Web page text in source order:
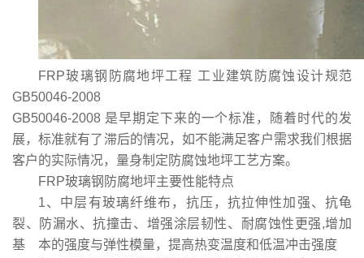
FRP玻璃钢防腐地坪工程 工业建筑防腐蚀设计规范
GB50046-2008
GB50046-2008 是早期定下来的一个标准，随着时代的发
展，标准就有了滞后的情况，如不能满足客户需求我们根据
客户的实际情况，量身制定防腐蚀地坪工艺方案。
FRP玻璃钢防腐地坪主要性能特点
1、中层有玻璃纤维布，抗压，抗拉伸性加强、抗龟
裂、防漏水、抗撞击、增强涂层韧性、耐腐蚀性更强,增加
基 本的强度与弹性模量，提高热变温度和低温冲击强度